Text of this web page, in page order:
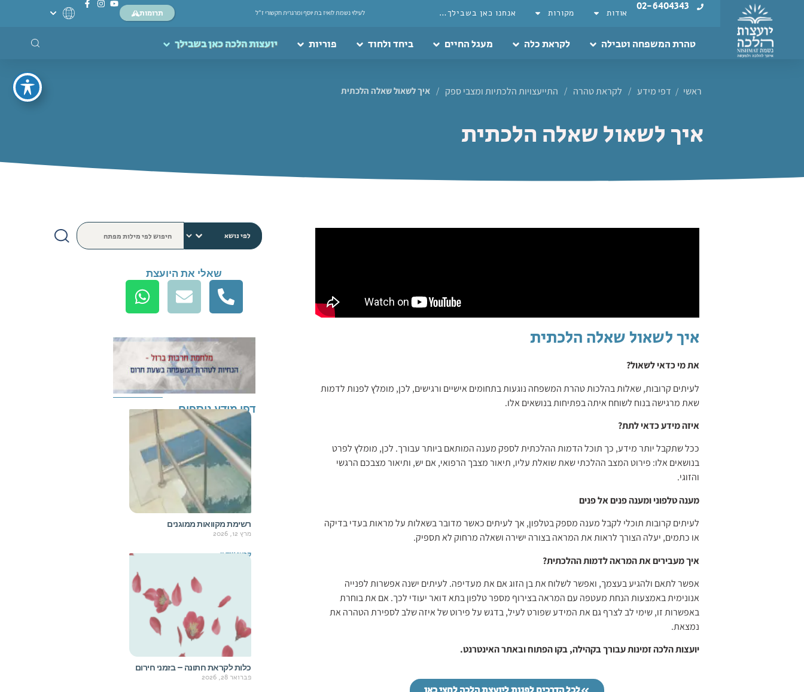
תרומות לעילוי נשמת לואיז בת יוסף ומרגרית חקשורי ז”ל 02-6404343 אודות מקורות אנחנו כאן בשבילך…
טהרת המשפחה וטבילה לקראת כלה מעגל החיים ביחד ולחוד פוריות יועצות הלכה כאן בשבילך
ראשי / דפי מידע / לקראת טהרה / התייעצויות הלכתיות ומצבי ספק / איך לשאול שאלה הלכתית
איך לשאול שאלה הלכתית
שאלי את היועצת
דפי מידע נוספים
רשימת מקוואות ממוגנים
מרץ 12, 2026
קראי עוד »
כלות לקראת חתונה – בזמני חירום
פברואר 28, 2026
איך לשאול שאלה הלכתית
את מי כדאי לשאול?
לעיתים קרובות, שאלות בהלכות טהרת המשפחה נוגעות בתחומים אישיים ורגישים, לכן, מומלץ לפנות לדמות
שאת מרגישה בנוח לשוחח איתה בפתיחות בנושאים אלו.
איזה מידע כדאי לתת?
ככל שתקבל יותר מידע, כך תוכל הדמות ההלכתית לספק מענה המותאם ביותר עבורך. לכן, מומלץ לפרט
בנושאים אלו: פירוט המצב ההלכתי שאת שואלת עליו, תיאור מצבך הרפואי, אם יש, ותיאור מצבכם הרגשי
והזוגי.
מענה טלפוני ומענה פנים אל פנים
לעיתים קרובות תוכלי לקבל מענה מספק בטלפון, אך לעיתים כאשר מדובר בשאלות על מראות בעדי בדיקה
או כתמים, יעלה הצורך לראות את המראה בצורה ישירה ושאלה מרחוק לא תספיק.
איך מעבירים את המראה לדמות ההלכתית?
אפשר לתאם ולהגיע בעצמך, ואפשר לשלוח את בן הזוג אם את מעדיפה. לעיתים ישנה אפשרות לפנייה
אנונימית באמצעות הנחת מעטפה עם המראה בצירוף מספר טלפון בתא דואר יעודי לכך. אם את בוחרת
באפשרות זו, שימי לב לצרף גם את המידע שפורט לעיל, בדגש על פירוט של איזה שלב לספירת הטהרה את
נמצאת.
יועצות הלכה זמינות עבורך בקהילה, בקו הפתוח ובאתר האינטרנט.